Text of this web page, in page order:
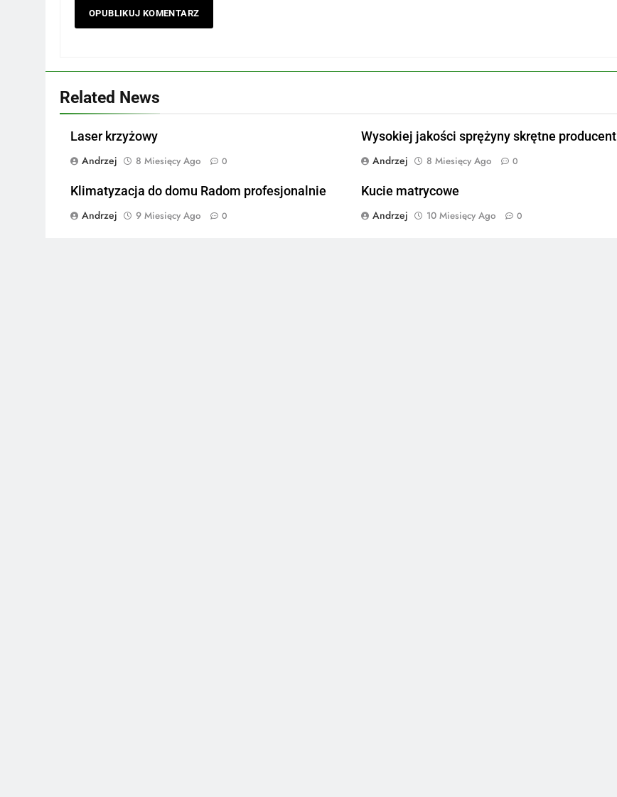
Related News
Laser krzyżowy
Andrzej
8 Miesięcy Ago 0
Wysokiej jakości sprężyny skrętne producent
Andrzej
8 Miesięcy Ago 0
Klimatyzacja do domu Radom profesjonalnie
Andrzej
9 Miesięcy Ago 0
Kucie matrycowe
Andrzej
10 Miesięcy Ago 0